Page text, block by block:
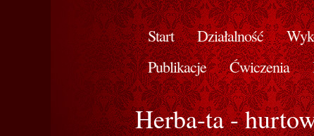
Start Działalność
Publikacje
Ćwiczenia
Herba-ta -